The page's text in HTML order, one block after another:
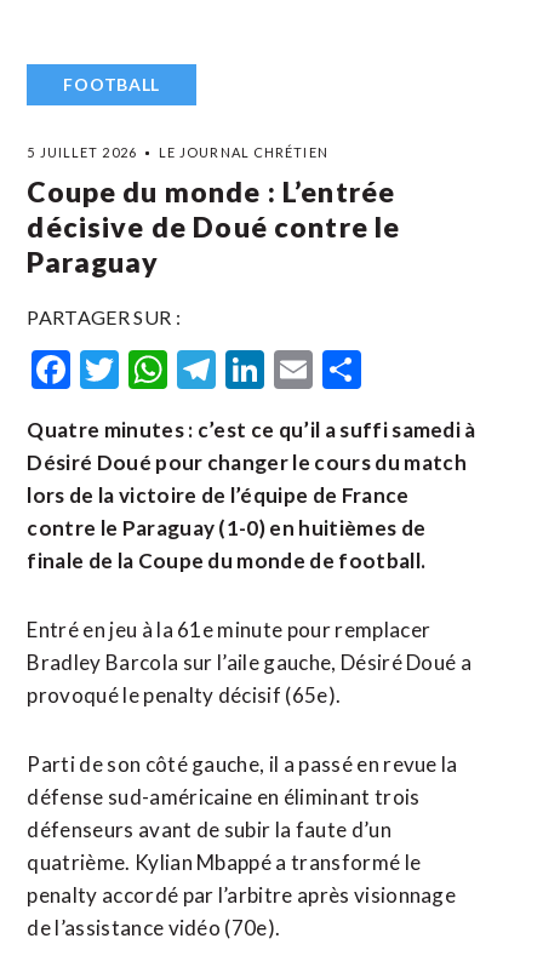
FOOTBALL
5 JUILLET 2026 LE JOURNAL CHRÉTIEN
Coupe du monde : L’entrée
décisive de Doué contre le
Paraguay
PARTAGER SUR :
Facebook
Twitter
WhatsApp
Telegram
LinkedIn
Email
Quatre minutes : c’est ce qu’il a suffi samedi à
Désiré Doué pour changer le cours du match
lors de la victoire de l’équipe de France
contre le Paraguay (1-0) en huitièmes de
finale de la Coupe du monde de ​football.
Entré en ‌jeu à la 61e minute pour remplacer ​
Bradley Barcola sur ⁠l’aile gauche, Désiré Doué a
provoqué le penalty décisif (65e).
Parti de ‌son côté gauche, ‌il a passé en revue la
défense sud-américaine en éliminant trois
défenseurs avant de subir la faute d’un
quatrième. Kylian Mbappé a transformé le ​
penalty accordé par l’arbitre après visionnage
de l’assistance vidéo (70e).